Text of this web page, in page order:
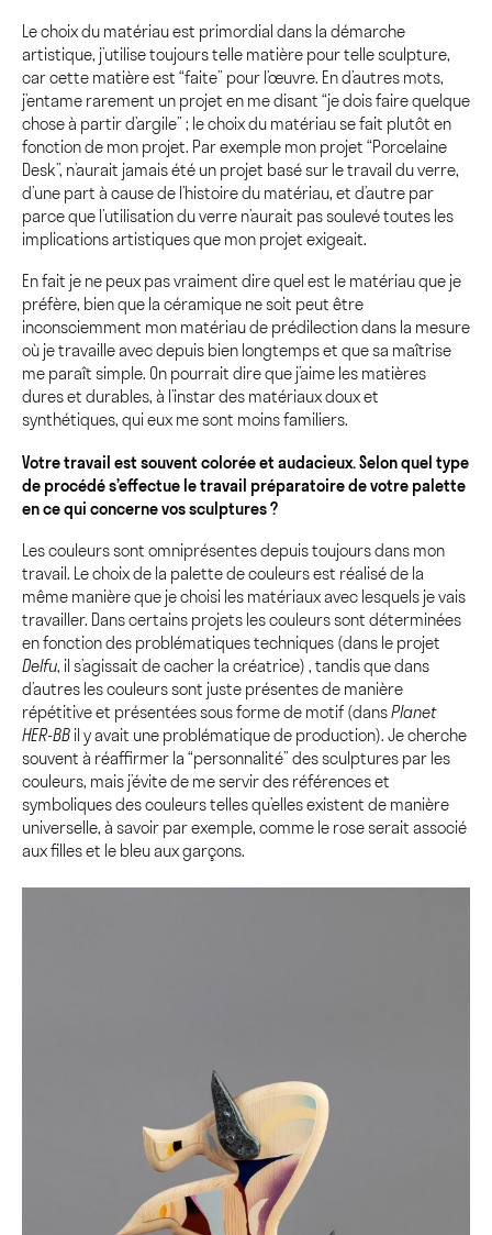
Le choix du matériau est primordial dans la démarche
artistique, j’utilise toujours telle matière pour telle sculpture,
car cette matière est “faite” pour l’œuvre. En d’autres mots,
j’entame rarement un projet en me disant “je dois faire quelque
chose à partir d’argile” ; le choix du matériau se fait plutôt en
fonction de mon projet. Par exemple mon projet “Porcelaine
Desk”, n’aurait jamais été un projet basé sur le travail du verre,
d’une part à cause de l’histoire du matériau, et d’autre par
parce que l’utilisation du verre n’aurait pas soulevé toutes les
implications artistiques que mon projet exigeait.
En fait je ne peux pas vraiment dire quel est le matériau que je
préfère, bien que la céramique ne soit peut être
inconsciemment mon matériau de prédilection dans la mesure
où je travaille avec depuis bien longtemps et que sa maîtrise
me paraît simple. On pourrait dire que j’aime les matières
dures et durables, à l’instar des matériaux doux et
synthétiques, qui eux me sont moins familiers.
Votre travail est souvent colorée et audacieux. Selon quel type
de procédé s’effectue le travail préparatoire de votre palette
en ce qui concerne vos sculptures ?
Les couleurs sont omniprésentes depuis toujours dans mon
travail. Le choix de la palette de couleurs est réalisé de la
même manière que je choisi les matériaux avec lesquels je vais
travailler. Dans certains projets les couleurs sont déterminées
en fonction des problématiques techniques (dans le projet
Delfu, il s’agissait de cacher la créatrice) , tandis que dans
d’autres les couleurs sont juste présentes de manière
répétitive et présentées sous forme de motif (dansPlanet
HER-BB il y avait une problématique de production). Je cherche
souvent à réaffirmer la “personnalité” des sculptures par les
couleurs, mais j’évite de me servir des références et
symboliques des couleurs telles qu’elles existent de manière
universelle, à savoir par exemple, comme le rose serait associé
aux filles et le bleu aux garçons.